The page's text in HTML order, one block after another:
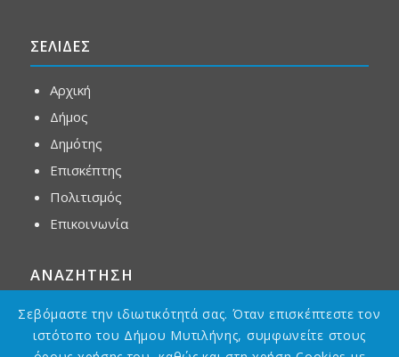
ΣΕΛΙΔΕΣ
Αρχική
Δήμος
Δημότης
Επισκέπτης
Πολιτισμός
Επικοινωνία
ΑΝΑΖΗΤΗΣΗ
Σεβόμαστε την ιδιωτικότητά σας. Όταν επισκέπτεστε τον
ιστότοπο του Δήμου Μυτιλήνης, συμφωνείτε στους